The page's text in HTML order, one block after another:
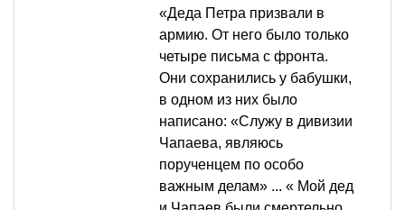
«Деда Петра призвали в
армию. От него было только
четыре письма с фронта.
Они сохранились у бабушки,
в одном из них было
написано: «Служу в дивизии
Чапаева, являюсь
порученцем по особо
важным делам» ... « Мой дед